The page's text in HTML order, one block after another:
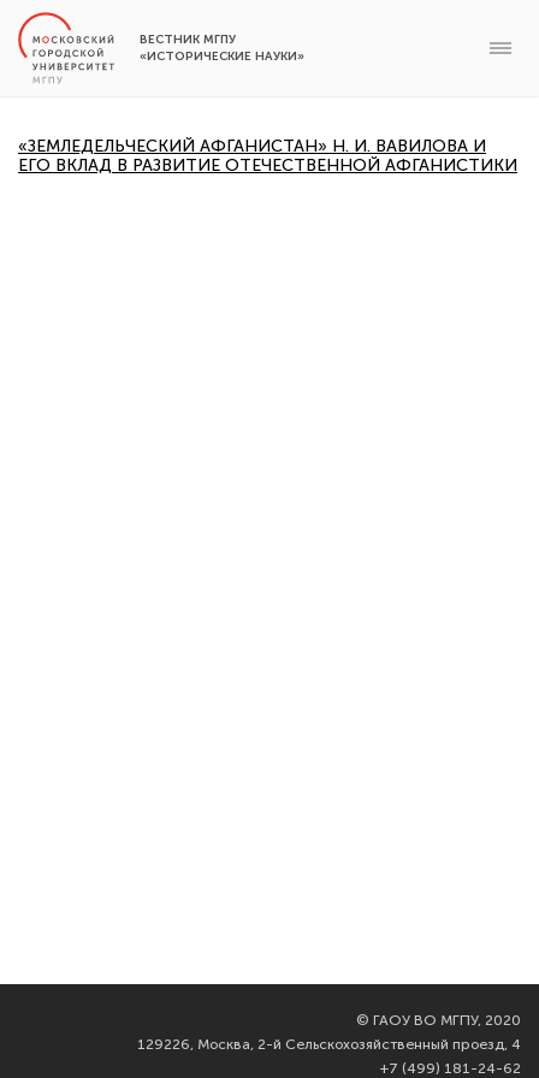
ВЕСТНИК МГПУ
«ИСТОРИЧЕСКИЕ НАУКИ»
«ЗЕМЛЕДЕЛЬЧЕСКИЙ АФГАНИСТАН» Н. И. ВАВИЛОВА И
ЕГО ВКЛАД В РАЗВИТИЕ ОТЕЧЕСТВЕННОЙ АФГАНИСТИКИ
© ГАОУ ВО МГПУ, 2020
129226, Москва, 2-й Сельскохозяйственный проезд, 4
+7 (499) 181-24-62